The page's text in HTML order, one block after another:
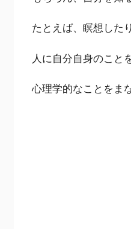
たとえば、瞑想したり
人に自分自身のこと
心理学的なことをま